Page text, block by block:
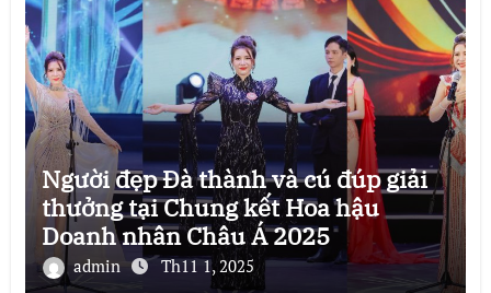
Người đẹp Đà thành và cú đúp giải
thưởng tại Chung kết Hoa hậu
Doanh nhân Châu Á 2025
admin Th11 1, 2025